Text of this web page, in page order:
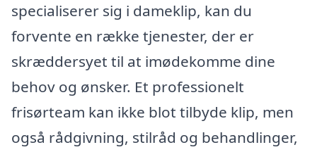
specialiserer sig i dameklip, kan du
forvente en række tjenester, der er
skræddersyet til at imødekomme dine
behov og ønsker. Et professionelt
frisørteam kan ikke blot tilbyde klip, men
også rådgivning, stilråd og behandlinger,